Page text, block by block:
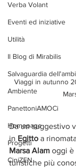
Verba Volant
Eventi ed iniziative
Utilità
Il Blog di Mirabilis
Salvaguardia
Ambiente
PanettoniAMOCi
Homepage
Progetti
CiniZEN
Viaggi in autunno
Da un suggestivo
in Egitto a
Marsa Alam oggi è
turistiche più